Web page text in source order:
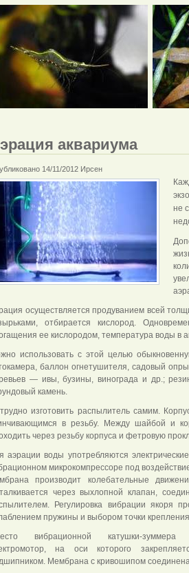
аквариума
14/11/2012 Ирсен
не
осуществляется продуванием всей
отбирается кислород.
ее кислородом, температура воды в
использовать с этой целью
баллон огнетушителя, садовый
— ивы, бузины, винограда и др.;
камень.
изготовить распылитель самим.
в резьбу. Между шайбой и
через резьбу корпуса и фетровую
аэрации воды употребляются
микрокомпрессоре под
производит колебательные
через выхлопной клапан,
Регулировка вибрации якоря
пружины и выбором точки
вибрационной катушки-
на оси которого
Мембрана с кривошипом